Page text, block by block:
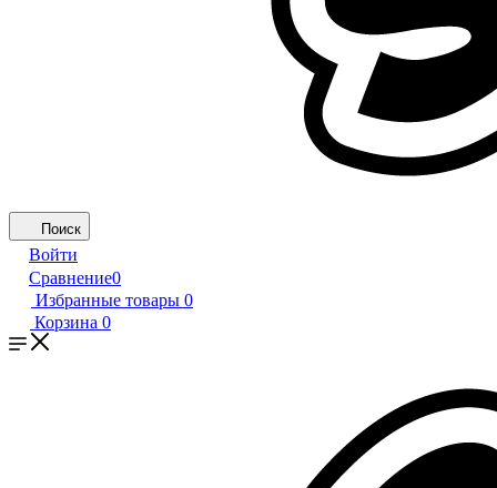
Поиск
Войти
Сравнение0
Избранные товары 0
Корзина 0